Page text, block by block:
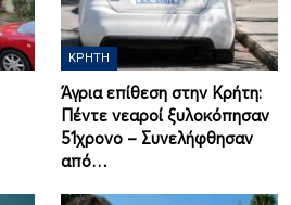
ΚΡΉΤΗ
Άγρια επίθεση στην Κρήτη:
Πέντε νεαροί ξυλοκόπησαν
51χρονο – Συνελήφθησαν
από…